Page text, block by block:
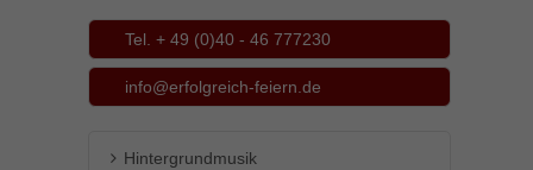
Tel. + 49 (0)40 - 46 777230
info@erfolgreich-feiern.de
Hintergrundmusik